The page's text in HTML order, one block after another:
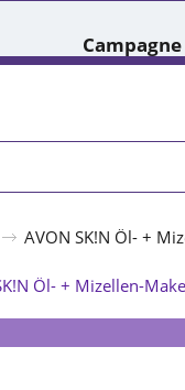
Campagne
AVON SK!N Öl- +